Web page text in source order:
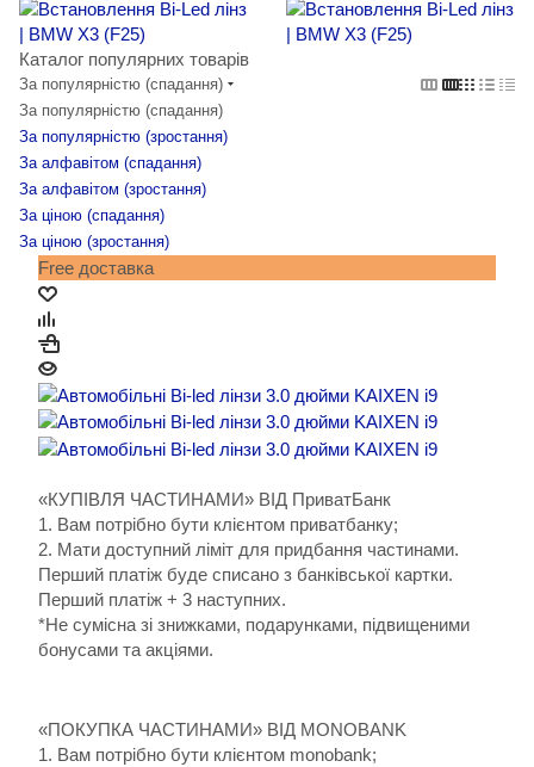
Каталог популярних товарів
За популярністю (спадання)
За популярністю (спадання)
За популярністю (зростання)
За алфавітом (спадання)
За алфавітом (зростання)
За ціною (спадання)
За ціною (зростання)
Free доставка
«КУПІВЛЯ ЧАСТИНАМИ» ВІД ПриватБанк
1. Вам потрібно бути клієнтом приватбанку;
2. Мати доступний ліміт для придбання частинами.
Перший платіж буде списано з банківської картки.
Перший платіж + 3 наступних.
*Не сумісна зі знижками, подарунками, підвищеними
бонусами та акціями.
«ПОКУПКА ЧАСТИНАМИ» ВІД MONOBANK
1. Вам потрібно бути клієнтом monobank;